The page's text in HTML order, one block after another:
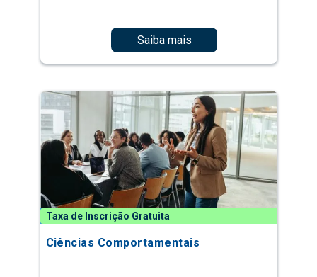
Saiba mais
Taxa de Inscrição Gratuita
Ciências Comportamentais